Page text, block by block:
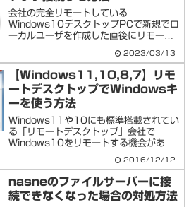
会社の完全リモートしている
Windows10デスクトップPCで新規でロ
ーカルユーザを作成した直後にリモート
スがありました。一度リモートせずログ
インするという方法もありますが、それ
も手間がかかる。設定でどう...
2023/03/13
【Windows11,10,8,7】リモ
ートデスクトップでWindowsキ
ーを使う方法
Windows11や10にも標準搭載されてい
る「リモートデスクトップ」会社で
Windows10をリモートする機会があっ
仮想デスクトップの切り替えのショート
カットキー「Ctrl＋Windowsキー」を...
2016/12/12
nasneのファイルサーバーに接
続できなくなった場合の対処方法